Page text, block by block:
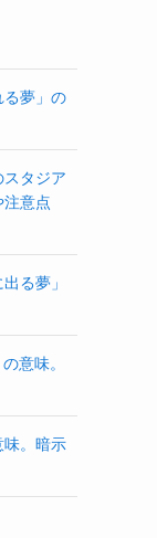
る夢」の
スタジア
注意点
る夢」
意味。
味。暗示